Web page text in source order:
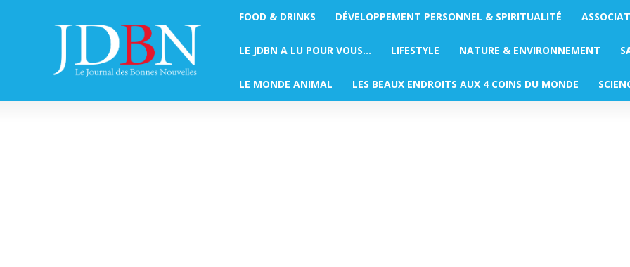
FOOD & DRINKS DÉVELOPPEMENT PERSONNEL & SPIRITUALITÉ
LE JDBN A LU POUR VOUS… LIFESTYLE NATURE & ENVIRONNEMENT
LE MONDE ANIMAL LES BEAUX ENDROITS AUX 4 COINS DU MONDE